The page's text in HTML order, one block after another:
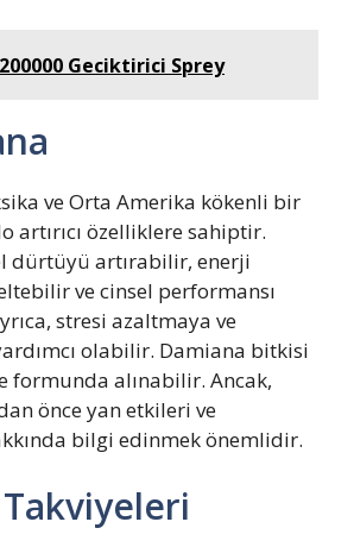
Geciktirici Sprey
ve Orta Amerika kökenli bir
artırıcı özelliklere sahiptir.
dürtüyü artırabilir, enerji
ve cinsel performansı
stresi azaltmaya ve
olabilir. Damiana bitkisi
formunda alınabilir. Ancak,
önce yan etkileri ve
bilgi edinmek önemlidir.